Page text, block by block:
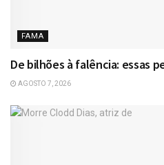
FAMA
De bilhões à falência: essas
AGOSTO 7, 2026